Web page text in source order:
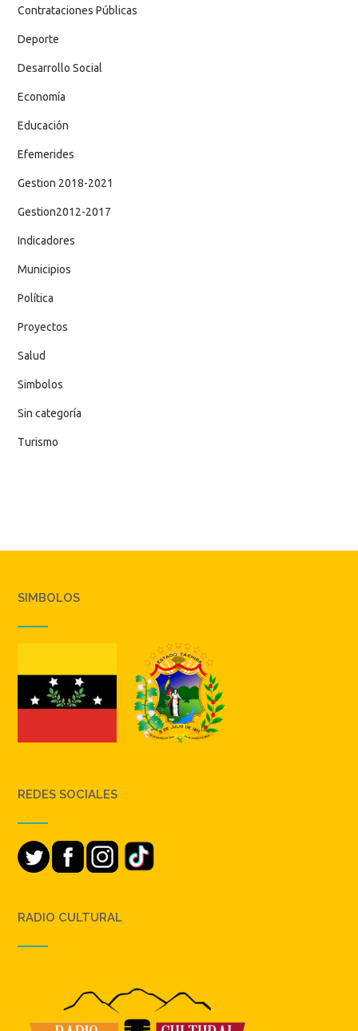
Contrataciones Públicas
Deporte
Desarrollo Social
Economía
Educación
Efemerides
Gestion 2018-2021
Gestion2012-2017
Indicadores
Municipios
Política
Proyectos
Salud
Simbolos
Sin categoría
Turismo
SIMBOLOS
REDES SOCIALES
RADIO CULTURAL